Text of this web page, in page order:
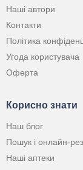
Наші автори
Контакти
Політика
Угода користувача
Оферта
Корисно знати
Наш блог
Пошук і онлайн-
Наші аптеки